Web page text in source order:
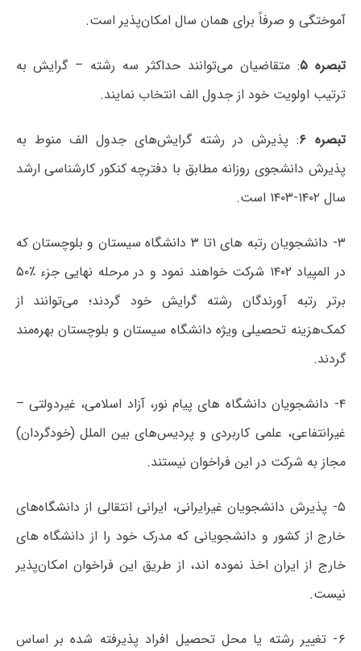
آموختگی و صرفاً برای همان سال امکان‌پذیر است.
تبصره ۵ : متقاضیان می‌توانند حداکثر سه رشته – گرایش به
ترتیب اولویت خود از جدول الف انتخاب نمایند.
تبصره ۶
: پذیرش در رشته گرایش‌های جدول الف منوط به
پذیرش دانشجوی روزانه مطابق با دفترچه کنکور کارشناسی ارشد
سال ۱۴۰۲-۱۴۰۳ است.
۳- دانشجویان رتبه های ۱تا ۳ دانشگاه سیستان و بلوچستان که
در المپیاد ۱۴۰۲ شرکت خواهند نمود و در مرحله نهایی جزء ٪۵۰
برتر رتبه آورندگان رشته گرایش خود گردند؛ می‌توانند از
کمک‌هزینه تحصیلی ویژه دانشگاه سیستان و بلوچستان بهره‌مند
گردند.
۴- دانشجویان دانشگاه های پیام نور، آزاد اسلامی، غیردولتی –
غیرانتفاعی، علمی کاربردی و پردیس‌های بین الملل (خودگردان)
مجاز به شرکت در این فراخوان نیستند.
۵- پذیرش دانشجویان غیرایرانی، ایرانی انتقالی از دانشگاه‌های
خارج از کشور و دانشجویانی که مدرک خود را از دانشگاه های
خارج از ایران اخذ نموده اند، از طریق این فراخوان امکان‌پذیر
نیست.
۶- تغییر رشته یا محل تحصیل افراد پذیرفته شده بر اساس